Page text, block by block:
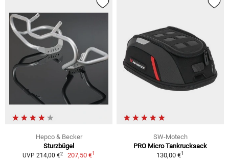
Hepco & Becker
Sturzbügel
UVP 214,00 €2 207,50 €1
SW-Motech
PRO Micro Tankrucksack
130,00 €1